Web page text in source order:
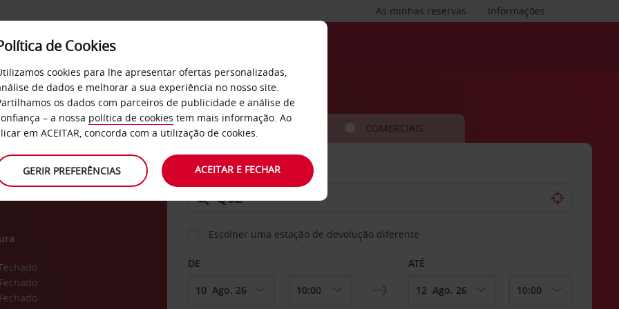
Informações
As minhas reservas
SERVIÇOS EMPRESAS
Fechado
Fechado
Fechado
CARRO COMERCIAIS
LEVANTAR EM
Escolher uma estação de devolução diferente
DE ATÉ
de Cookies
cookies para lhe apresentar ofertas personalizadas,
de dados e melhorar a sua experiência no nosso site.
os dados com parceiros de publicidade e análise de
– a nossa política de cookies tem mais informação. Ao
em ACEITAR, concorda com a utilização de cookies.
GERIR PREFERÊNCIAS ACEITAR E FECHAR